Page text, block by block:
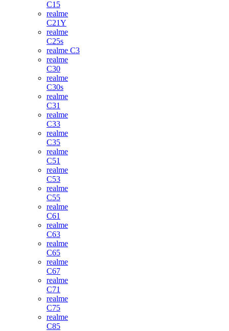
C15
realme
C21Y
realme
C25s
realme C3
realme
C30
realme
C30s
realme
C31
realme
C33
realme
C35
realme
C51
realme
C53
realme
C55
realme
C61
realme
C63
realme
C65
realme
C67
realme
C71
realme
C75
realme
C85